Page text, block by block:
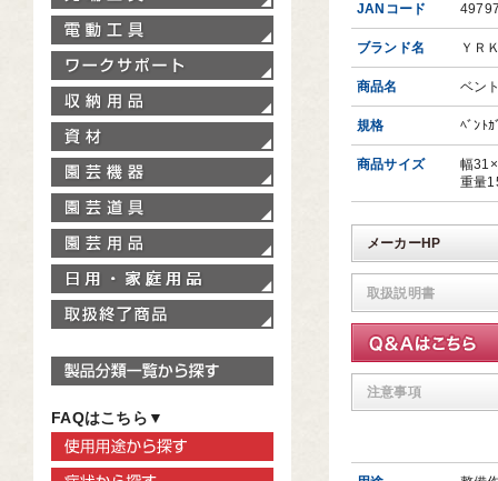
JANコード
ブランド名 ＹＲ
商品名 ベン
規格 ﾍﾞﾝﾄ
商品サイズ
幅
重量
メーカーHP
取扱説明書
注意事項
取扱終了商品
製品分類一覧から探す
FAQはこちら▼